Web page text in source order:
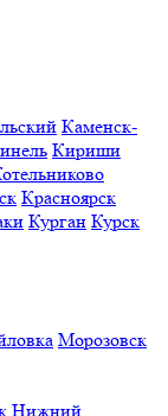
Каменск-
Кириши
Красноярск
Курган Курск
Морозовск
Нижний